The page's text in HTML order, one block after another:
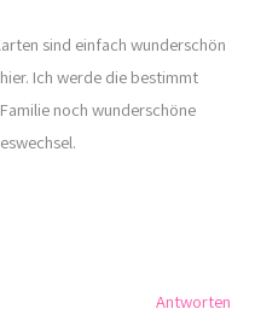
sind einfach wunderschön
Ich werde die bestimmt
noch wunderschöne
Antworten